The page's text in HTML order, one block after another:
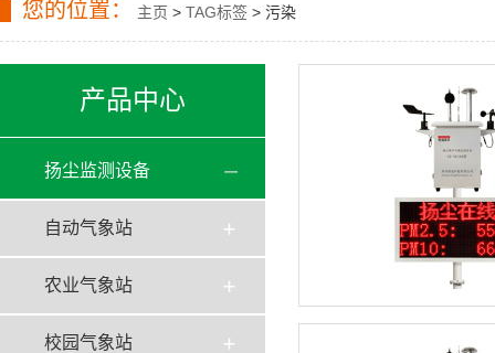
您的位置： 主页 > TAG标签 > 污染
产品中心
扬尘监测设备
自动气象站
农业气象站
校园气象站